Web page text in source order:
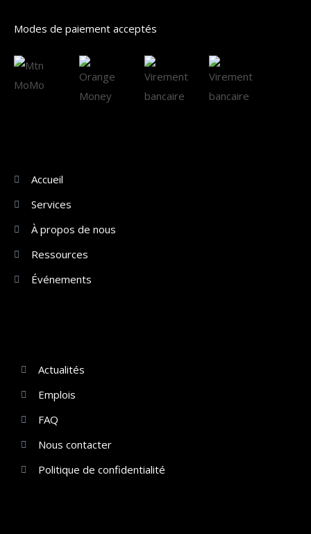
Modes de paiement acceptés
Accueil
Services
À propos de nous
Ressources
Événements
Actualités
Emplois
FAQ
Nous contacter
Politique de confidentialité